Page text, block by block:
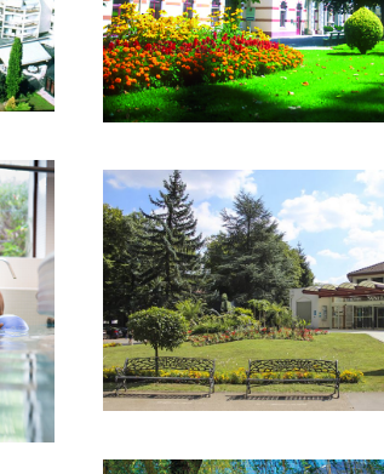
Amnéville-les-Thermes